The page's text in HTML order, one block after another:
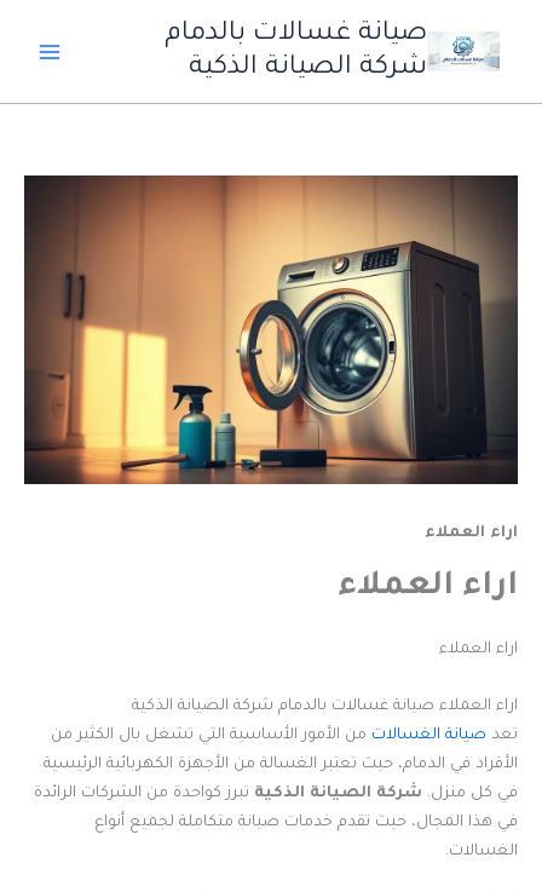
المحتوى
صيانة غسالات بالدمام
شركة الصيانة الذكية
اراء العملاء
اراء العملاء
اراء العملاء
اراء العملاء صيانة غسالات بالدمام شركة الصيانة الذكية
تعد صيانة الغسالات من الأمور الأساسية التي تشغل بال الكثير من
الأفراد في الدمام، حيث تعتبر الغسالة من الأجهزة الكهربائية الرئيسية
في كل منزل. شركة الصيانة الذكية تبرز كواحدة من الشركات الرائدة
في هذا المجال، حيث تقدم خدمات صيانة متكاملة لجميع أنواع
الغسالات.